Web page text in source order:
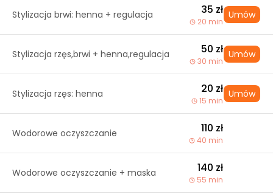
Stylizacja brwi: henna + regulacja 35 zł
20 min
Umów
Stylizacja rzęs,brwi + henna,regulacja 50 zł
30 min
Umów
Stylizacja rzęs: henna 20 zł
15 min
Umów
Wodorowe oczyszczanie 110 zł
40 min
Wodorowe oczyszczanie + maska 140 zł
55 min